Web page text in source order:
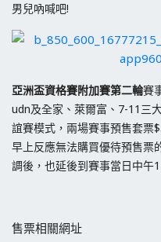
男兒吶喊吧!
亞洲盃資格賽附加賽第二輪賽
udn及全家、萊爾富、7-11三
誼賽模式，兩場賽事預售套票
早上反應無法購買優待預售票
調後，也延後到賽事當日中午
售票相關網址